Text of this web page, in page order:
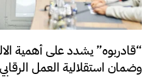
“قادربوه” يشدد على أهمية
وضمان استقلالية العمل